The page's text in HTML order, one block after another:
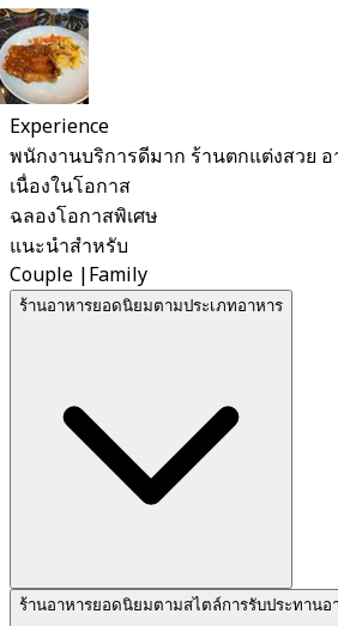
Experience
พนักงานบริการดีมาก ร้านตกแต่งสวย
เนื่องในโอกาส
ฉลองโอกาสพิเศษ
แนะนำสำหรับ
Couple |Family
ร้านอาหารยอดนิยมตามประเภทอาหาร
ร้านอาหารยอดนิยมตามสไตล์การรับประทานอ